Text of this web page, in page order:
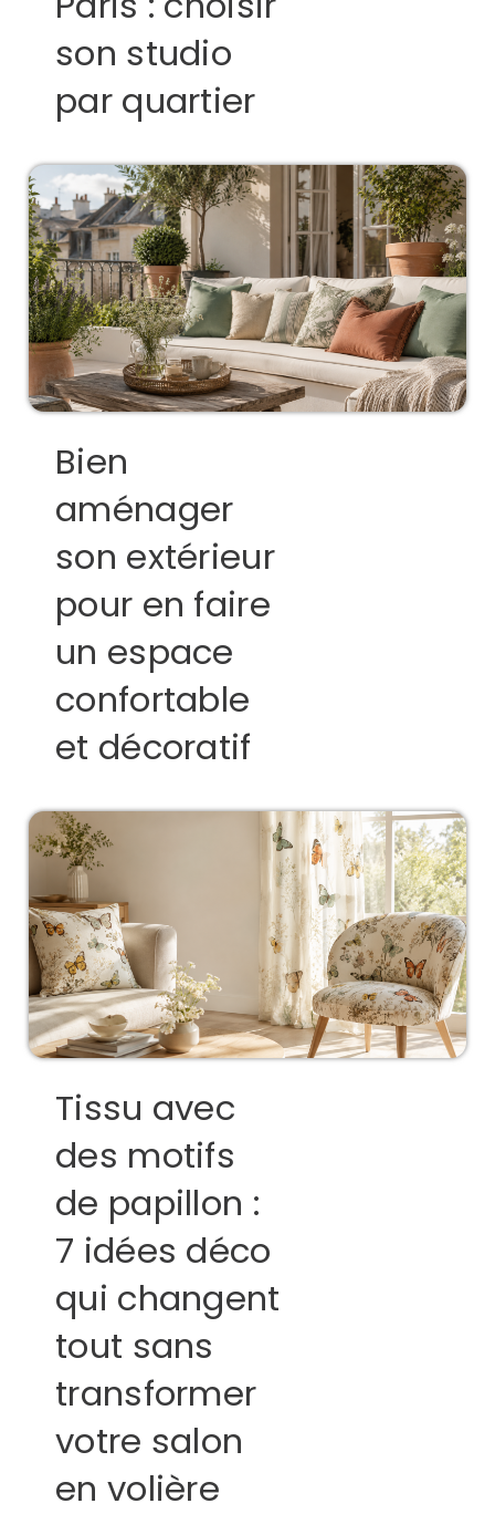
son studio
par quartier
Bien
aménager
son extérieur
pour en faire
un espace
confortable
et décoratif
Tissu avec
des motifs
de papillon :
7 idées déco
qui changent
tout sans
transformer
votre salon
en volière